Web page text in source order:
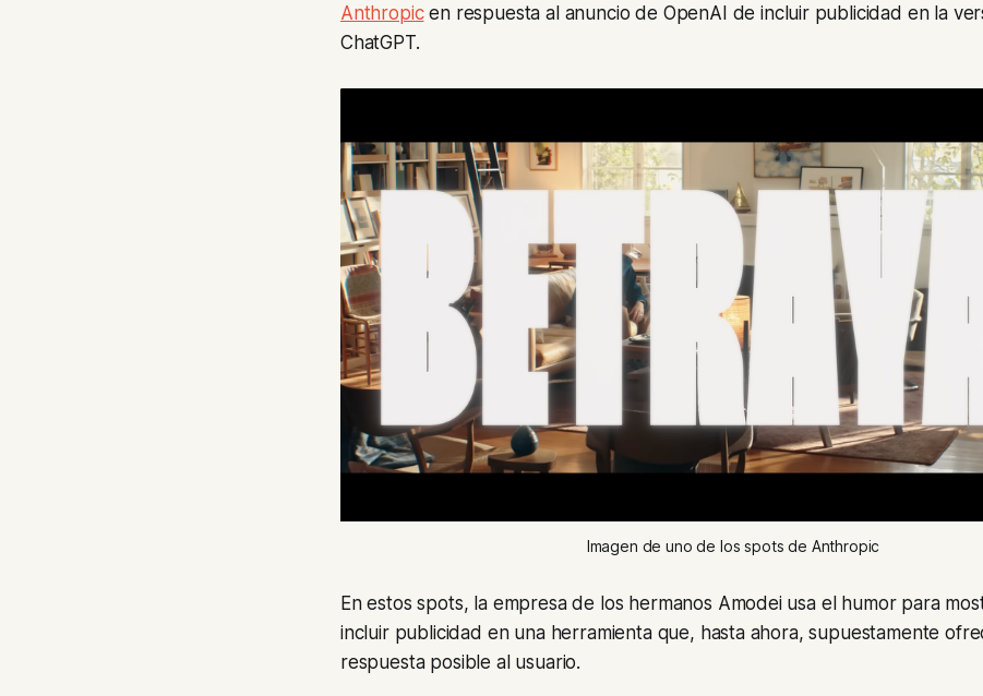
Anthropicen respuesta al anuncio de OpenAI de incluir publicidad en la
ChatGPT.
Imagen de uno de los spots de Anthropic
En estos spots, la empresa de los hermanos Amodei usa el humor para
incluir publicidad en una herramienta que, hasta ahora, supuestamente
respuesta posible al usuario.